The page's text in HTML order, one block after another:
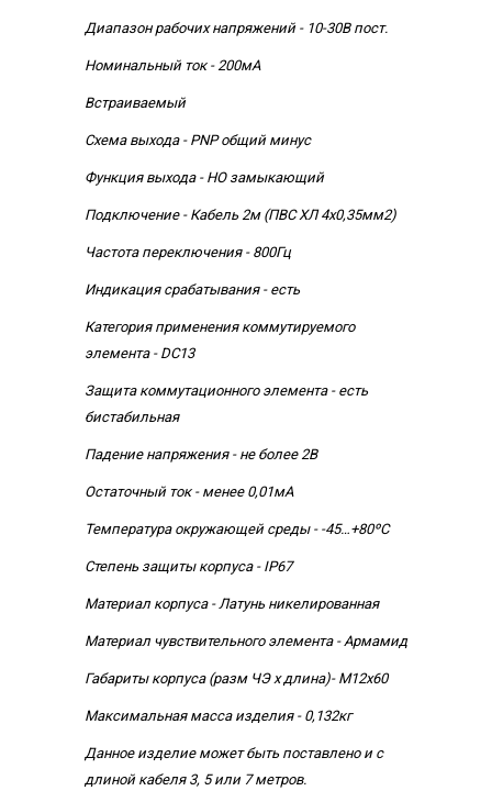
Диапазон рабочих напряжений - 10-30В пост.
Номинальный ток - 200мА
Встраиваемый
Схема выхода - PNP общий минус
Функция выхода - НО замыкающий
Подключение - Кабель 2м (ПВС ХЛ 4х0,35мм2)
Частота переключения - 800Гц
Индикация срабатывания - есть
Категория применения коммутируемого
элемента - DC13
Защита коммутационного элемента - есть
бистабильная
Падение напряжения - не более 2В
Остаточный ток - менее 0,01мА
Температура окружающей среды - -45…+80ºС
Степень защиты корпуса - IP67
Материал корпуса - Латунь никелированная
Материал чувствительного элемента - Армамид
Габариты корпуса (разм ЧЭ х длина)- М12х60
Максимальная масса изделия - 0,132кг
Данное изделие может быть поставлено и с
длиной кабеля 3, 5 или 7 метров.